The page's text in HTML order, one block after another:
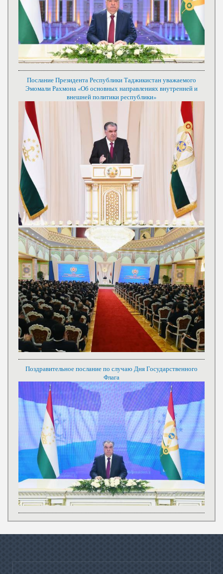
Послание Президента Республики Таджикистан уважаемого
Эмомали Рахмона «Об основных направлениях внутренней и
внешней политики республики»
Поздравительное послание по случаю Дня Государственного
Флага